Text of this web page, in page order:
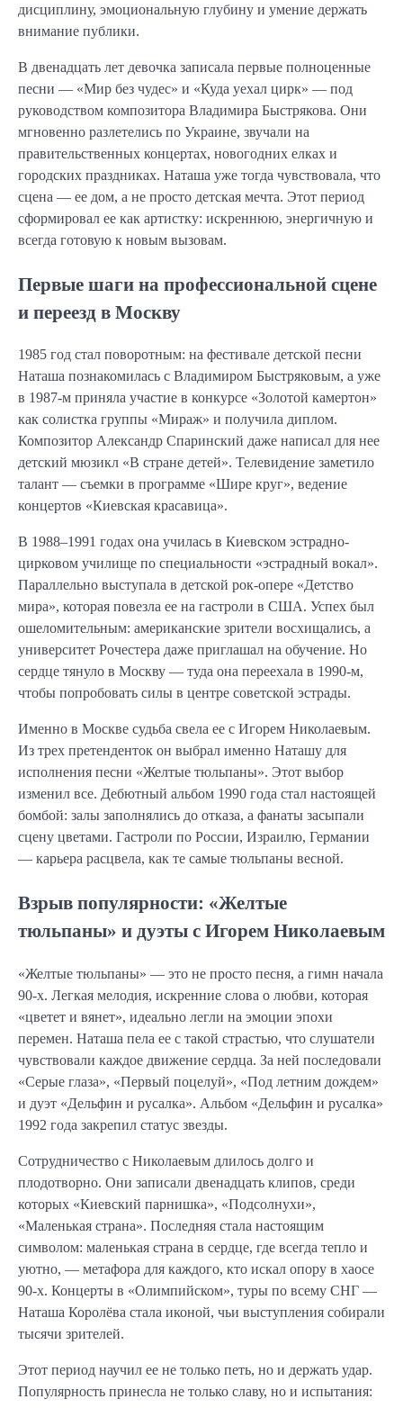
дисциплину, эмоциональную глубину и умение держать
внимание публики.
В двенадцать лет девочка записала первые полноценные
песни — «Мир без чудес» и «Куда уехал цирк» — под
руководством композитора Владимира Быстрякова. Они
мгновенно разлетелись по Украине, звучали на
правительственных концертах, новогодних елках и
городских праздниках. Наташа уже тогда чувствовала, что
сцена — ее дом, а не просто детская мечта. Этот период
сформировал ее как артистку: искреннюю, энергичную и
всегда готовую к новым вызовам.
Первые шаги на профессиональной сцене
и переезд в Москву
1985 год стал поворотным: на фестивале детской песни
Наташа познакомилась с Владимиром Быстряковым, а уже
в 1987-м приняла участие в конкурсе «Золотой камертон»
как солистка группы «Мираж» и получила диплом.
Композитор Александр Спаринский даже написал для нее
детский мюзикл «В стране детей». Телевидение заметило
талант — съемки в программе «Шире круг», ведение
концертов «Киевская красавица».
В 1988–1991 годах она училась в Киевском эстрадно-
цирковом училище по специальности «эстрадный вокал».
Параллельно выступала в детской рок-опере «Детство
мира», которая повезла ее на гастроли в США. Успех был
ошеломительным: американские зрители восхищались, а
университет Рочестера даже приглашал на обучение. Но
сердце тянуло в Москву — туда она переехала в 1990-м,
чтобы попробовать силы в центре советской эстрады.
Именно в Москве судьба свела ее с Игорем Николаевым.
Из трех претенденток он выбрал именно Наташу для
исполнения песни «Желтые тюльпаны». Этот выбор
изменил все. Дебютный альбом 1990 года стал настоящей
бомбой: залы заполнялись до отказа, а фанаты засыпали
сцену цветами. Гастроли по России, Израилю, Германии
— карьера расцвела, как те самые тюльпаны весной.
Взрыв популярности: «Желтые
тюльпаны» и дуэты с Игорем Николаевым
«Желтые тюльпаны» — это не просто песня, а гимн начала
90-х. Легкая мелодия, искренние слова о любви, которая
«цветет и вянет», идеально легли на эмоции эпохи
перемен. Наташа пела ее с такой страстью, что слушатели
чувствовали каждое движение сердца. За ней последовали
«Серые глаза», «Первый поцелуй», «Под летним дождем»
и дуэт «Дельфин и русалка». Альбом «Дельфин и русалка»
1992 года закрепил статус звезды.
Сотрудничество с Николаевым длилось долго и
плодотворно. Они записали двенадцать клипов, среди
которых «Киевский парнишка», «Подсолнухи»,
«Маленькая страна». Последняя стала настоящим
символом: маленькая страна в сердце, где всегда тепло и
уютно, — метафора для каждого, кто искал опору в хаосе
90-х. Концерты в «Олимпийском», туры по всему СНГ —
Наташа Королёва стала иконой, чьи выступления собирали
тысячи зрителей.
Этот период научил ее не только петь, но и держать удар.
Популярность принесла не только славу, но и испытания: